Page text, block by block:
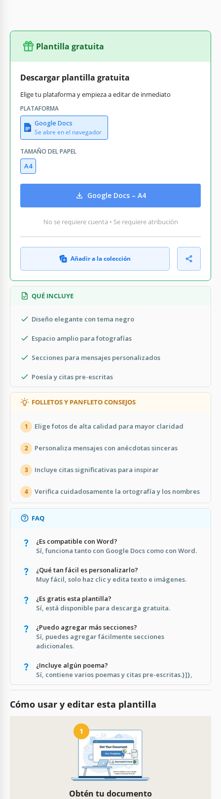
Plantilla gratuita
Descargar plantilla gratuita
Elige tu plataforma y empieza a editar de inmediato
PLATAFORMA
Google Docs
Se abre en el navegador
TAMAÑO DEL PAPEL
A4
Google Docs – A4
No se requiere cuenta • Se requiere atribución
Añadir a la colección
QUÉ INCLUYE
Diseño elegante con tema negro
Espacio amplio para fotografías
Secciones para mensajes personalizados
Poesía y citas pre-escritas
FOLLETOS Y PANFLETO CONSEJOS
1 Elige fotos de alta calidad para mayor claridad
2 Personaliza mensajes con anécdotas sinceras
3 Incluye citas significativas para inspirar
4 Verifica cuidadosamente la ortografía y los nombres
FAQ
¿Es compatible con Word?
Sí, funciona tanto con Google Docs como con Word.
¿Qué tan fácil es personalizarlo?
Muy fácil, solo haz clic y edita texto e imágenes.
¿Es gratis esta plantilla?
Sí, está disponible para descarga gratuita.
¿Puedo agregar más secciones?
Sí, puedes agregar fácilmente secciones
adicionales.
¿Incluye algún poema?
Sí, contiene varios poemas y citas pre-escritas.}]},
Cómo usar y editar esta plantilla
1
Obtén tu documento